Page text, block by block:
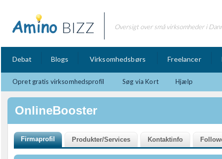
BIZZ Oversigt over små virksomheder i
Debat Blogs Virksomhedsbørs Freelancer
Opret gratis virksomhedsprofil Søg via Kort Hjælp
OnlineBooster